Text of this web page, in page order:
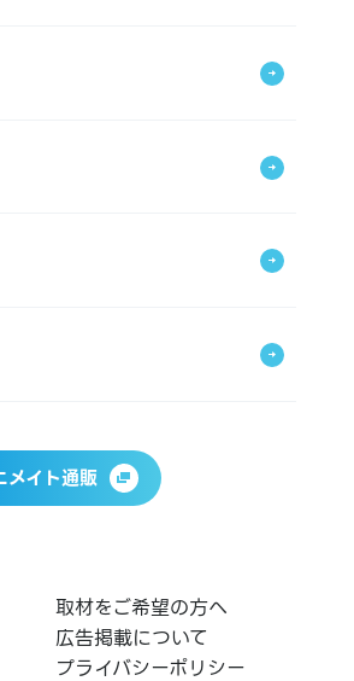
メイト通販
取材をご希望の方へ
広告掲載について
プライバシーポリシー